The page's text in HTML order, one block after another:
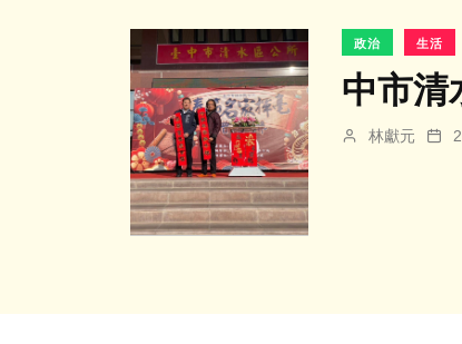
政治 生活
中市清
林獻元